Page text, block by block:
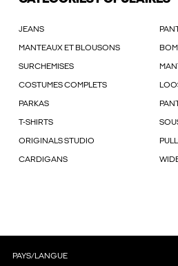
JEANS
MANTEAUX ET BLOUSONS
SURCHEMISES
COSTUMES COMPLETS
PARKAS
T-SHIRTS
ORIGINALS STUDIO
CARDIGANS
PAYS/LANGUE